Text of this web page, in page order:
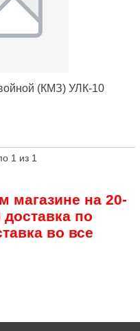
(КМЗ) УЛК-10
1 из 1
магазине на 20-
по
во все